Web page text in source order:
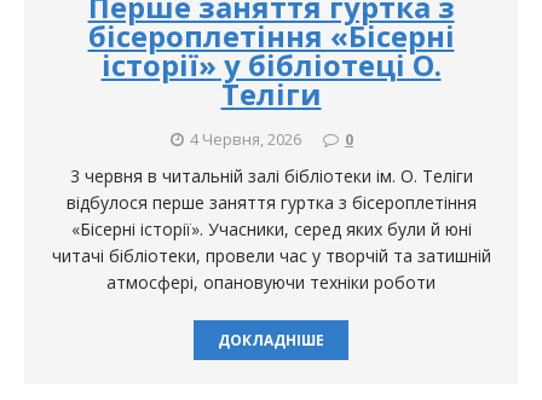
бісероплетіння «Бісерні
історії» у бібліотеці О.
Теліги
4 Червня, 2026 0
3 червня в читальній залі бібліотеки ім. О. Теліги
відбулося перше заняття гуртка з бісероплетіння
«Бісерні історії». Учасники, серед яких були й юні
читачі бібліотеки, провели час у творчій та затишній
атмосфері, опановуючи техніки роботи
ДОКЛАДНІШЕ